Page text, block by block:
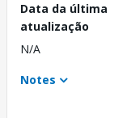
Data da última
atualização
N/A
Notes